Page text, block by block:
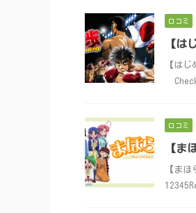
口コミ
【は
【は
口コミ
【ま
【ま